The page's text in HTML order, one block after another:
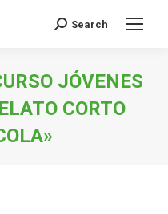
Buscar:
Search
JÓVENES
CORTO